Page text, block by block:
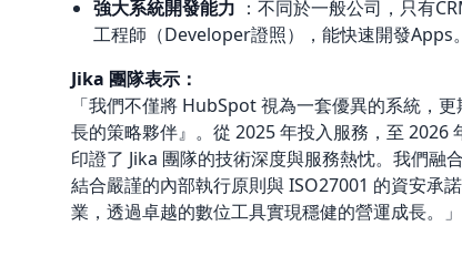
強大系統開發能力 ：不同於一般公司，只有
工程師（Developer證照），能快速開發Apps。
Jika 團隊表示：
「我們不僅將 HubSpot 視為一套優異的系統，
長的策略夥伴』。從 2025 年投入服務，至 2026
印證了 Jika 團隊的技術深度與服務熱忱。我們融
結合嚴謹的內部執行原則與 ISO27001 的資安承
業，透過卓越的數位工具實現穩健的營運成長。」